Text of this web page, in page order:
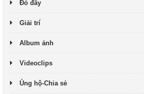
Đó đây
Giải trí
Album ảnh
Videoclips
Ủng hộ-Chia sẻ